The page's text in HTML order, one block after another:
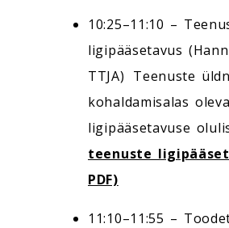
10:25–11:10 –
ligipääsetavus
TTJA) Teenuste
kohaldamisalas
ligipääsetavuse
teenuste
PDF)
11:10–11:55 –